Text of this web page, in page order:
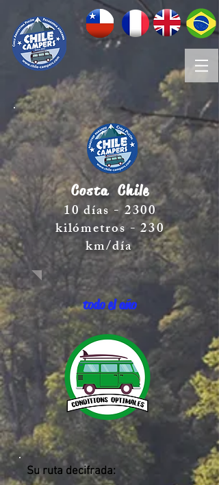
Costa Chile
10 días - 2300
kilómetros - 230
km/día
todo el año
Su ruta decifrada: